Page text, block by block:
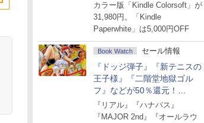
カラー版「Kindle Colorsoft」が
31,980円。「Kindle
Paperwhite」は5,000円OFF
Book Watch セール情報
『ドッジ弾子』『新テニスの
王子様』『二階堂地獄ゴル
フ』などが50％還元！
Amazonマンガ週末セール
『リアル』『ハナバス』
『MAJOR 2nd』『オールラウ